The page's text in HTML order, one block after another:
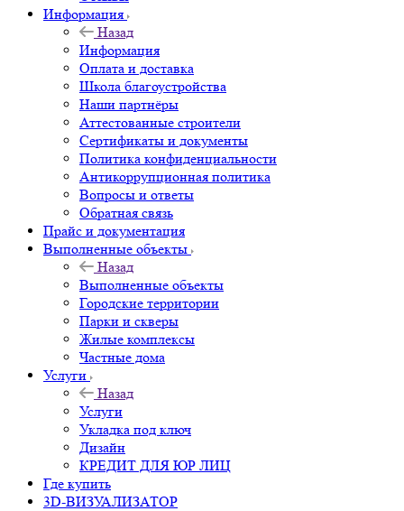
Информация
Назад
Информация
Оплата и доставка
Школа благоустройства
Наши партнёры
Аттестованные строители
Сертификаты и документы
Политика конфиденциальности
Антикоррупционная политика
Вопросы и ответы
Обратная связь
Прайс и документация
Выполненные объекты
Назад
Выполненные объекты
Городские территории
Парки и скверы
Жилые комплексы
Частные дома
Услуги
Назад
Услуги
Укладка под ключ
Дизайн
КРЕДИТ ДЛЯ ЮР ЛИЦ
Где купить
3D-ВИЗУАЛИЗАТОР